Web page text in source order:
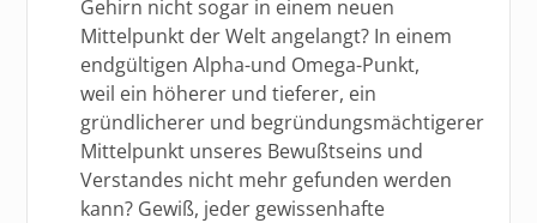
Gehirn nicht sogar in einem neuen
Mittelpunkt der Welt angelangt? In einem
endgültigen Alpha-und Omega-Punkt,
weil ein höherer und tieferer, ein
gründlicherer und begründungsmächtigerer
Mittelpunkt unseres Bewußtseins und
Verstandes nicht mehr gefunden werden
kann? Gewiß, jeder gewissenhafte